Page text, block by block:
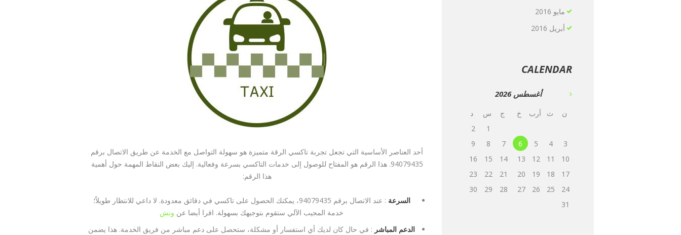
أحد العناصر الأساسية التي تجعل تجربة تاكسي الرقة متميزة هو سهولة التواصل مع الخدمة عن طريق الاتصال برقم
94079435. هذا الرقم هو المفتاح للوصول إلى خدمات التاكسي بسرعة وفعالية. إليك بعض النقاط المهمة حول أهمية
هذا الرقم:
السرعة
: عند الاتصال برقم 94079435، يمكنك الحصول على تاكسي في دقائق معدودة. لا داعي للانتظار طويلاً؛
خدمة المجيب الآلي ستقوم بتوجيهك بسهولة. اقرا أيضا عن ونش
الدعم المباشر : في حال كان لديك أي استفسار أو مشكلة، ستحصل على دعم مباشر من فريق الخدمة. هذا يضمن
مايو 2016
أبريل 2016
CALENDAR
أغسطس2026
ن ث أرب خ ج س
د
1
2
3
4
5
6
7
8
9
10
11
12
13
14
15
16
17
18
19
20
21
22
23
24
25
26
27
28
29
30
31